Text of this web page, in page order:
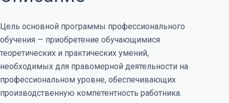
Цель основной программы профессионального
обучения — приобретение обучающимися
теоретических и практических умений,
необходимых для правомерной деятельности на
профессиональном уровне, обеспечивающих
производственную компетентность работника.